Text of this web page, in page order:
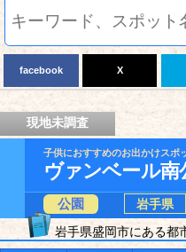
facebook X
現地未調査
子供におすすめのお出かけスポ
ヴァンベール南
公園
岩手県
岩手県盛岡市にある都